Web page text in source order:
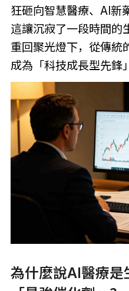
狂砸向智慧醫療、AI新
這讓沉寂了一段時間的
重回聚光燈下，從傳統
成為「科技成長型先鋒
為什麼說AI醫療是